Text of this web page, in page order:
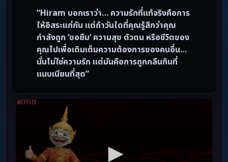
“Hiram บอกเราว่า… ความรักที่แท้จริงคือการ
ให้อิสระแก่กัน แต่ถ้าวันใดที่คุณรู้สึกว่าคุณ
กำลังถูก ‘ขอยืม’ ความสุข ตัวตน หรือชีวิตของ
คุณไปเพื่อเติมเต็มความต้องการของคนอื่น…
นั่นไม่ใช่ความรัก แต่มันคือการถูกกลืนกินที่
แนบเนียนที่สุด”